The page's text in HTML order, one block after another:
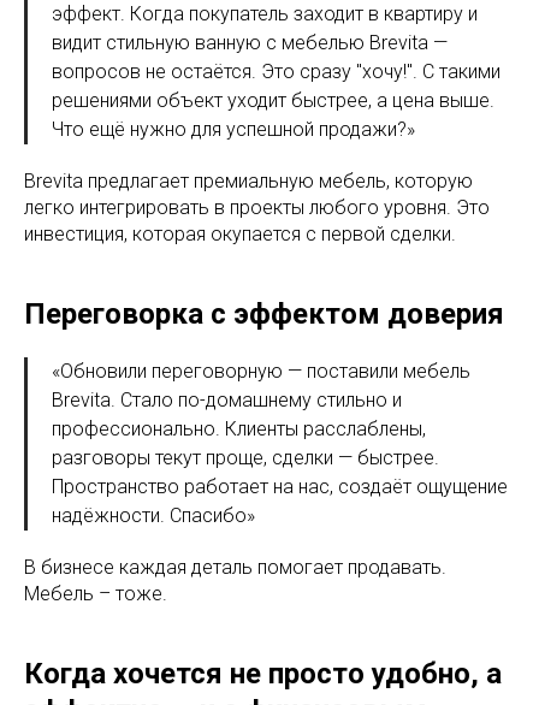
эффект. Когда покупатель заходит в квартиру и
видит стильную ванную с мебелью Brevita —
вопросов не остаётся. Это сразу "хочу!". С такими
решениями объект уходит быстрее, а цена выше.
Что ещё нужно для успешной продажи?»
Brevita предлагает премиальную мебель, которую
легко интегрировать в проекты любого уровня. Это
инвестиция, которая окупается с первой сделки.
Переговорка с эффектом доверия
«Обновили переговорную — поставили мебель
Brevita. Стало по-домашнему стильно и
профессионально. Клиенты расслаблены,
разговоры текут проще, сделки — быстрее.
Пространство работает на нас, создаёт ощущение
надёжности. Спасибо»
В бизнесе каждая деталь помогает продавать.
Мебель – тоже.
Когда хочется не просто удобно, а